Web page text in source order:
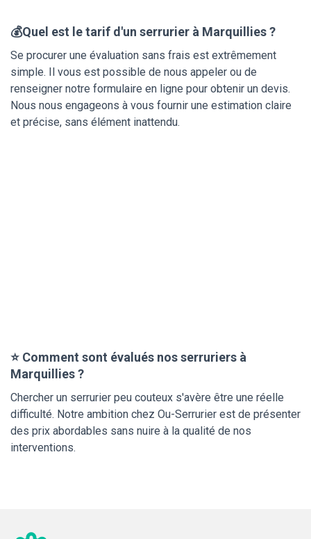
💰Quel est le tarif d'un serrurier à Marquillies ?
Se procurer une évaluation sans frais est extrêmement
simple. Il vous est possible de nous appeler ou de
renseigner notre formulaire en ligne pour obtenir un devis.
Nous nous engageons à vous fournir une estimation claire
et précise, sans élément inattendu.
⭐ Comment sont évalués nos serruriers à
Marquillies ?
Chercher un serrurier peu couteux s'avère être une réelle
difficulté. Notre ambition chez Ou-Serrurier est de présenter
des prix abordables sans nuire à la qualité de nos
interventions.